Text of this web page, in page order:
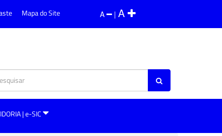
A | A
Mapa do Site
| e-SIC